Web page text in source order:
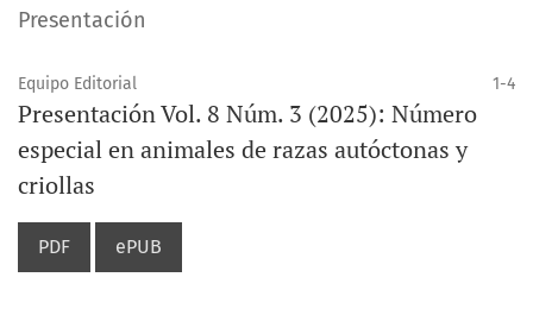
Presentación
Equipo Editorial 1-4
Presentación Vol. 8 Núm. 3 (2025): Número
especial en animales de razas autóctonas y
criollas
PDF ePUB